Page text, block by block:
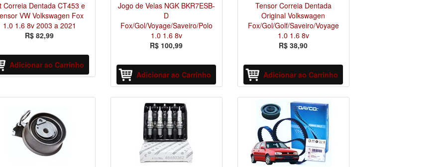
Correia Dentada CT453 e
VW Volkswagen Fox
1.0 1.6 8v 2003 a 2021
R$ 82,99
Adicionar ao Carrinho
Jogo de Velas NGK BKR7ESB-
D
Fox/Gol/Voyage/Saveiro/Polo
1.0 1.6 8v
R$ 100,99
Adicionar ao Carrinho
Tensor Correia Dentada
Original Volkswagen
Fox/Gol/Golf/Saveiro/Voyage
1.0 1.6 8v
R$ 38,90
Adicionar ao Carrinho